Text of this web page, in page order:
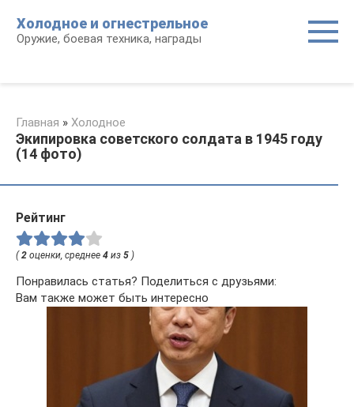
контенту
Холодное и огнестрельное
Оружие, боевая техника, награды
Главная » Холодное
Экипировка советского солдата в 1945 году
(14 фото)
Рейтинг
(2 оценки, среднее 4 из 5 )
Понравилась статья? Поделиться с друзьями:
Вам также может быть интересно